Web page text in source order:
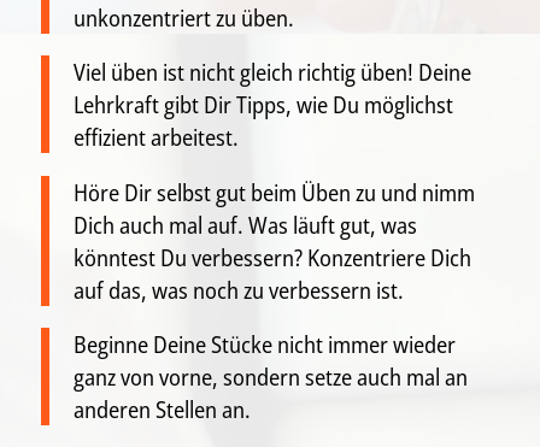
unkonzentriert zu üben.
Viel üben ist nicht gleich richtig üben! Deine
Lehrkraft gibt Dir Tipps, wie Du möglichst
effizient arbeitest.
Höre Dir selbst gut beim Üben zu und nimm
Dich auch mal auf. Was läuft gut, was
könntest Du verbessern? Konzentriere Dich
auf das, was noch zu verbessern ist.
Beginne Deine Stücke nicht immer wieder
ganz von vorne, sondern setze auch mal an
anderen Stellen an.